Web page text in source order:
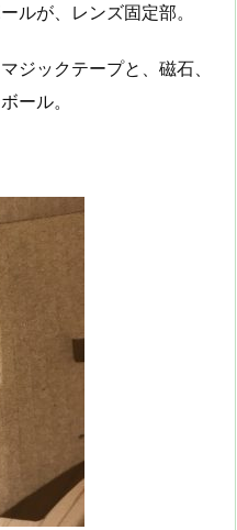
ルが、レンズ固定部。
ジックテープと、磁石、
ール。